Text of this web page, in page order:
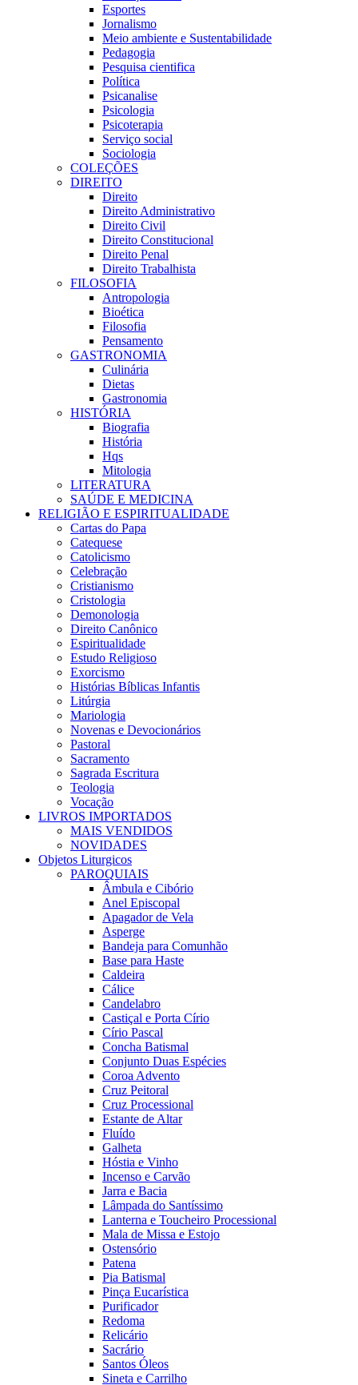
Esportes
Jornalismo
Meio ambiente e Sustentabilidade
Pedagogia
Pesquisa cientifica
Política
Psicanalise
Psicologia
Psicoterapia
Serviço social
Sociologia
COLEÇÕES
DIREITO
Direito
Direito Administrativo
Direito Civil
Direito Constitucional
Direito Penal
Direito Trabalhista
FILOSOFIA
Antropologia
Bioética
Filosofia
Pensamento
GASTRONOMIA
Culinária
Dietas
Gastronomia
HISTÓRIA
Biografia
História
Hqs
Mitologia
LITERATURA
SAÚDE E MEDICINA
RELIGIÃO E ESPIRITUALIDADE
Cartas do Papa
Catequese
Catolicismo
Celebração
Cristianismo
Cristologia
Demonologia
Direito Canônico
Espiritualidade
Estudo Religioso
Exorcismo
Histórias Bíblicas Infantis
Litúrgia
Mariologia
Novenas e Devocionários
Pastoral
Sacramento
Sagrada Escritura
Teologia
Vocação
LIVROS IMPORTADOS
MAIS VENDIDOS
NOVIDADES
Objetos Liturgicos
PAROQUIAIS
Âmbula e Cibório
Anel Episcopal
Apagador de Vela
Asperge
Bandeja para Comunhão
Base para Haste
Caldeira
Cálice
Candelabro
Castiçal e Porta Círio
Círio Pascal
Concha Batismal
Conjunto Duas Espécies
Coroa Advento
Cruz Peitoral
Cruz Processional
Estante de Altar
Fluído
Galheta
Hóstia e Vinho
Incenso e Carvão
Jarra e Bacia
Lâmpada do Santíssimo
Lanterna e Toucheiro Processional
Mala de Missa e Estojo
Ostensório
Patena
Pia Batismal
Pinça Eucarística
Purificador
Redoma
Relicário
Sacrário
Santos Óleos
Sineta e Carrilho